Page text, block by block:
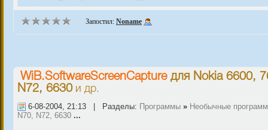
Запостил: Noname
WiB.SoftwareScreenCaptureдля Nokia 6600,
N72, 6630и др.
6-08-2004, 21:13 | Разделы: Программы » Необычные
N70, N72, 6630 ...